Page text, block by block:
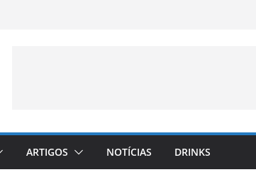
ARTIGOS NOTÍCIAS DRINKS